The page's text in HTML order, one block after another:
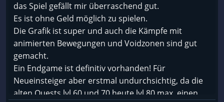
das Spiel gefällt mir überraschend gut.
Es ist ohne Geld möglich zu spielen.
Die Grafik ist super und auch die Kämpfe mit
animierten Bewegungen und Voidzonen sind gut
gemacht.
Ein Endgame ist definitiv vorhanden! Für
Neueinsteiger aber erstmal undurchsichtig, da die
alten Quests lvl 60 und 70 heute lvl 80 max. einen